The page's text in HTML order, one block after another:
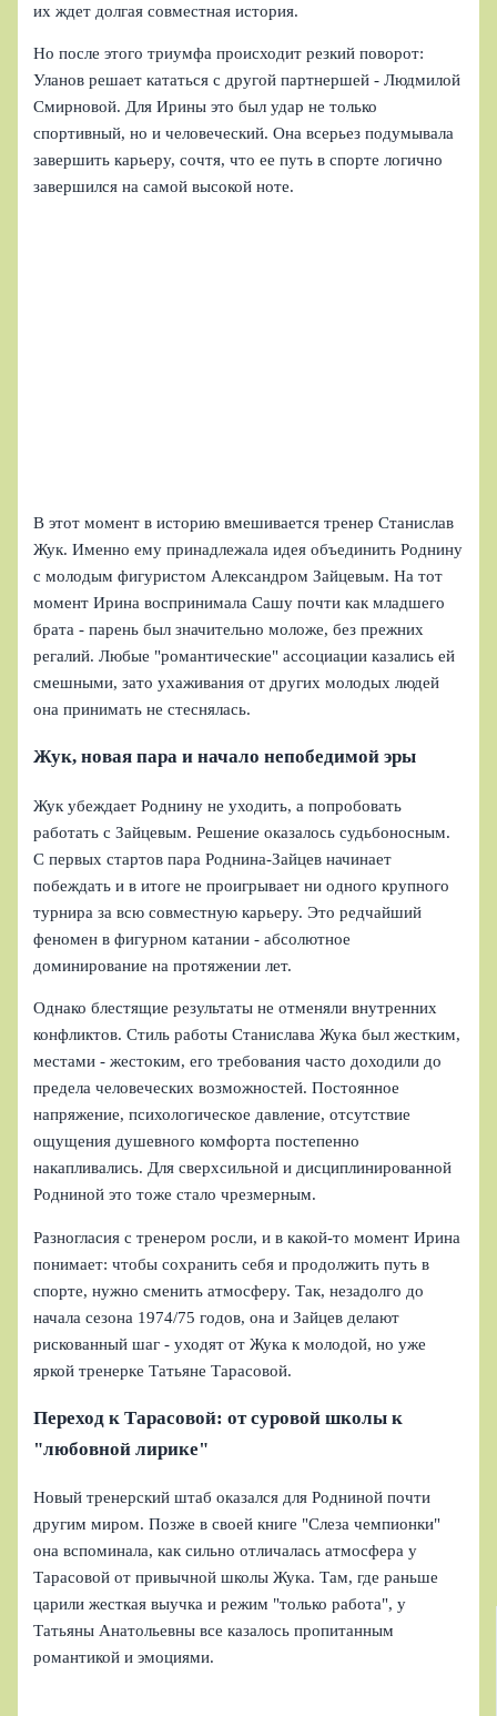
их ждет долгая совместная история.
Но после этого триумфа происходит резкий поворот:
Уланов решает кататься с другой партнершей - Людмилой
Смирновой. Для Ирины это был удар не только
спортивный, но и человеческий. Она всерьез подумывала
завершить карьеру, сочтя, что ее путь в спорте логично
завершился на самой высокой ноте.
В этот момент в историю вмешивается тренер Станислав
Жук. Именно ему принадлежала идея объединить Роднину
с молодым фигуристом Александром Зайцевым. На тот
момент Ирина воспринимала Сашу почти как младшего
брата - парень был значительно моложе, без прежних
регалий. Любые "романтические" ассоциации казались ей
смешными, зато ухаживания от других молодых людей
она принимать не стеснялась.
Жук, новая пара и начало непобедимой эры
Жук убеждает Роднину не уходить, а попробовать
работать с Зайцевым. Решение оказалось судьбоносным.
С первых стартов пара Роднина-Зайцев начинает
побеждать и в итоге не проигрывает ни одного крупного
турнира за всю совместную карьеру. Это редчайший
феномен в фигурном катании - абсолютное
доминирование на протяжении лет.
Однако блестящие результаты не отменяли внутренних
конфликтов. Стиль работы Станислава Жука был жестким,
местами - жестоким, его требования часто доходили до
предела человеческих возможностей. Постоянное
напряжение, психологическое давление, отсутствие
ощущения душевного комфорта постепенно
накапливались. Для сверхсильной и дисциплинированной
Родниной это тоже стало чрезмерным.
Разногласия с тренером росли, и в какой-то момент Ирина
понимает: чтобы сохранить себя и продолжить путь в
спорте, нужно сменить атмосферу. Так, незадолго до
начала сезона 1974/75 годов, она и Зайцев делают
рискованный шаг - уходят от Жука к молодой, но уже
яркой тренерке Татьяне Тарасовой.
Переход к Тарасовой: от суровой школы к
"любовной лирике"
Новый тренерский штаб оказался для Родниной почти
другим миром. Позже в своей книге "Слеза чемпионки"
она вспоминала, как сильно отличалась атмосфера у
Тарасовой от привычной школы Жука. Там, где раньше
царили жесткая выучка и режим "только работа", у
Татьяны Анатольевны все казалось пропитанным
романтикой и эмоциями.